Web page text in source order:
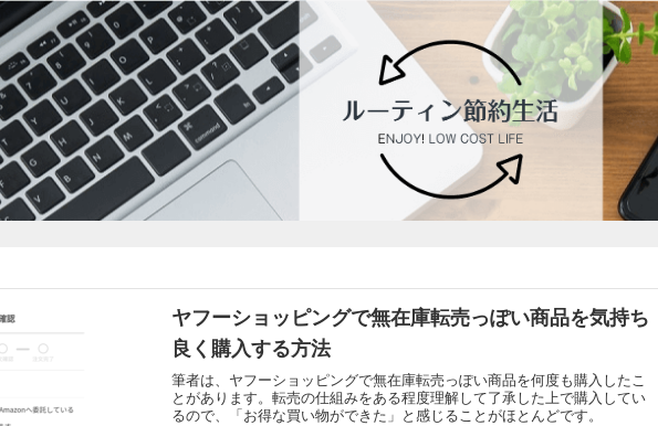
ヤフーショッピングで無在庫転売っぽい商品を気持ち
良く購入する方法
筆者は、ヤフーショッピングで無在庫転売っぽい商品を何度も購入したこ
とがあります。転売の仕組みをある程度理解して了承した上で購入してい
るので、「お得な買い物ができた」と感じることがほとんどです。